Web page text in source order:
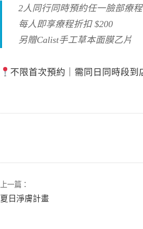
2人同行同時預約任一臉部療程
每人即享療程折扣 $200
另贈Calist手工草本面膜乙片
不限首次預約｜需同日同時段到
上一篇：
夏日淨膚計畫